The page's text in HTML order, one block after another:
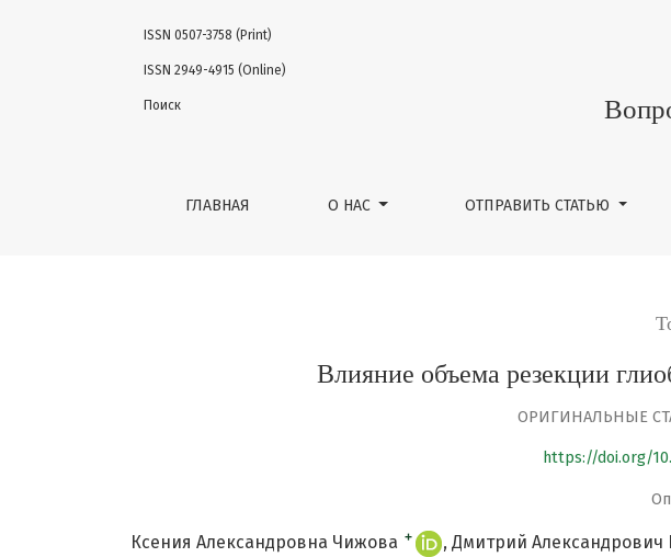
Влияние объема резекции глиобластомы IDH-wildtype на
ГЛАВНАЯ О НАС ОТПРАВИТЬ СТАТЬЮ
ISSN 0507-3758 (Print)
ISSN 2949-4915 (Online)
Поиск
Влияние объема резекции
ОРИГИНАЛЬНЫЕ
https://doi.org/
Ксения Александровна Чижова + Дмитрий Александрович